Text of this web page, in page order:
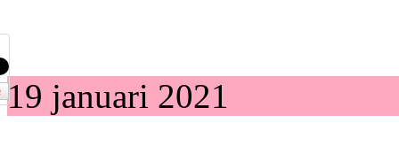
19 januari 2021